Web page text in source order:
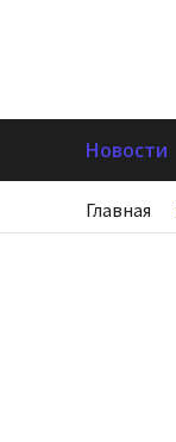
Новости
Главная